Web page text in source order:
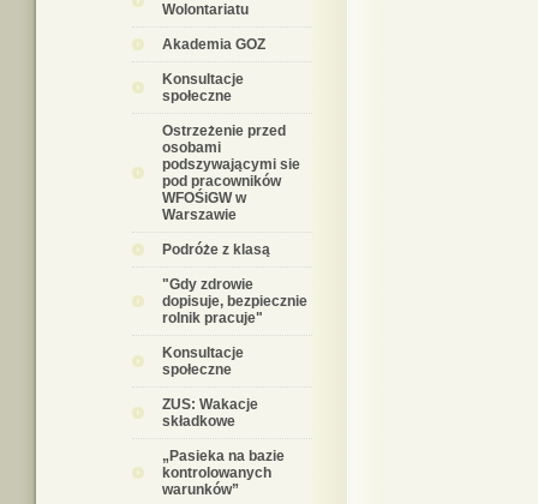
Wolontariatu
Akademia GOZ
Konsultacje
społeczne
Ostrzeżenie przed
osobami
podszywającymi sie
pod pracowników
WFOŚiGW w
Warszawie
Podróże z klasą
"Gdy zdrowie
dopisuje, bezpiecznie
rolnik pracuje"
Konsultacje
społeczne
ZUS: Wakacje
składkowe
„Pasieka na bazie
kontrolowanych
warunków”